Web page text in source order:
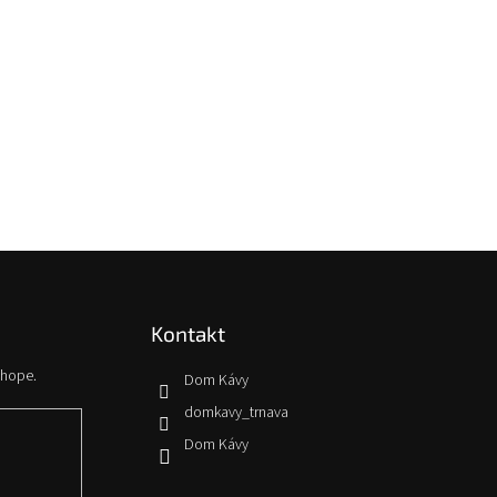
Kontakt
Dom Kávy
domkavy_trnava
Dom Kávy